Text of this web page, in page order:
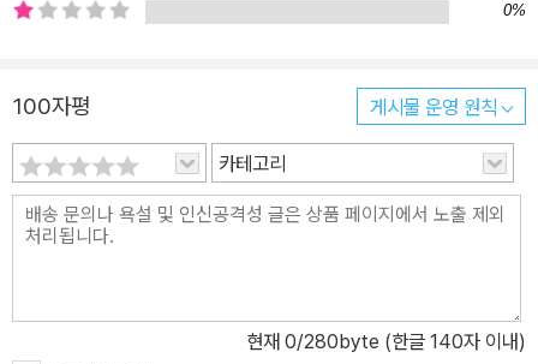
0%
100자평 게시물 운영 원칙
카테고리
현재 0/280byte (한글 140자 이내)